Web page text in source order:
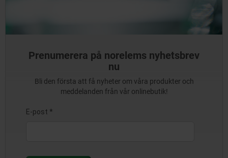
Prenumerera på norelems nyhetsbrev
nu
Bli den första att få nyheter om våra produkter och
meddelanden från vår onlinebutik!